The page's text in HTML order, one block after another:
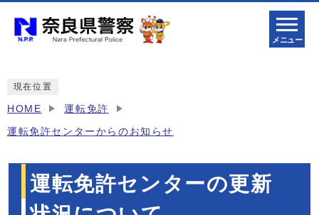
メニュー
現在位置
HOME 運転免許
運転免許センターからのお知らせ
運転免許センターの更新